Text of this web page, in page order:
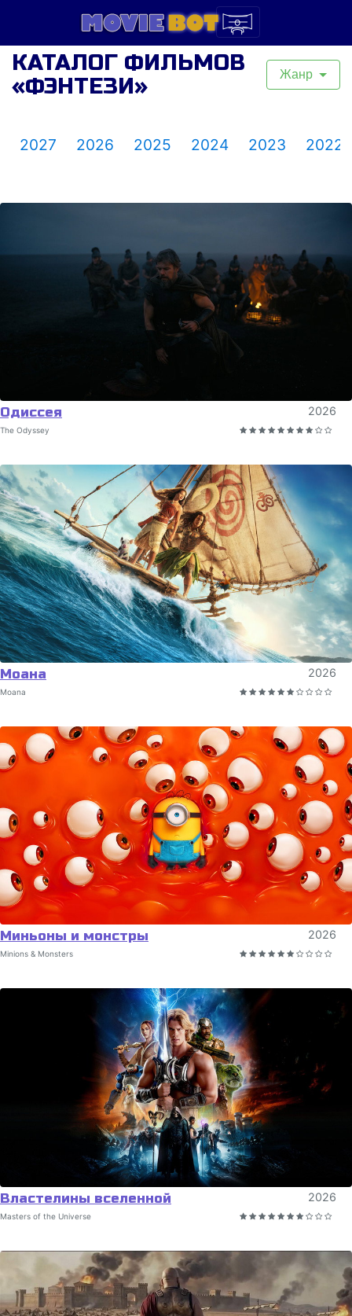
КАТАЛОГ ФИЛЬМОВ
«ФЭНТЕЗИ»
Жанр
2027 2026 2025 2024 2023 2022
Одиссея 2026
The Odyssey
Моана 2026
Moana
Миньоны и монстры 2026
Minions & Monsters
Властелины вселенной 2026
Masters of the Universe